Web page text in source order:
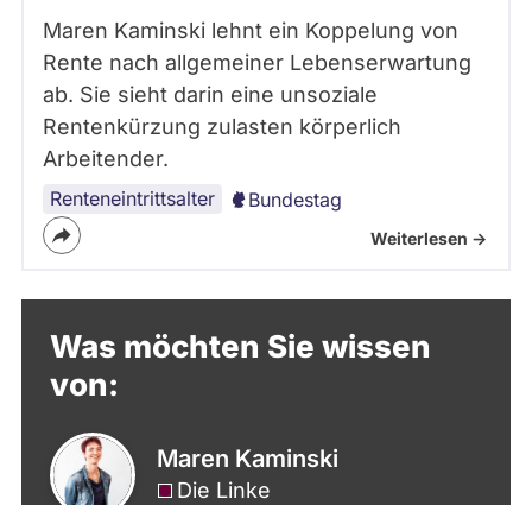
Maren Kaminski lehnt ein Koppelung von
Rente nach allgemeiner Lebenserwartung
ab. Sie sieht darin eine unsoziale
Rentenkürzung zulasten körperlich
Arbeitender.
Renteneintrittsalter Bundestag
Weiterlesen ->
Was möchten Sie wissen
von:
Maren Kaminski
Die Linke